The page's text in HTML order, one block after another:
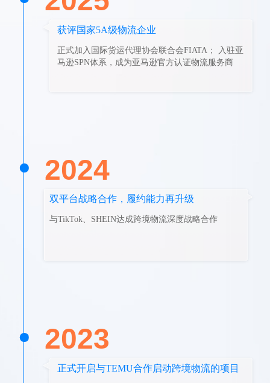
获评国家5A级物流企业
正式加入国际货运代理协会联合会FIATA； 入驻亚
马逊SPN体系，成为亚马逊官方认证物流服务商
2024
双平台战略合作，履约能力再升级
与TikTok、SHEIN达成跨境物流深度战略合作
2023
正式开启与TEMU合作启动跨境物流的项目